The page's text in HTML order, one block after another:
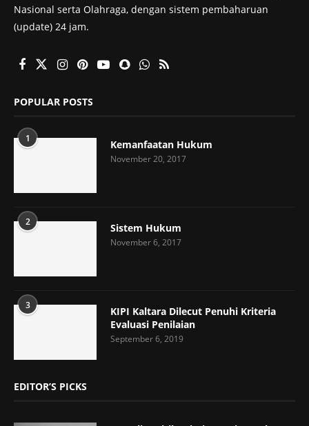
Nasional serta Olahraga, dengan sistem pembaharuan
(update) 24 jam.
POPULAR POSTS
1 Kemanfaatan Hukum
November 20, 2017
2 Sistem Hukum
November 6, 2017
3
KIPI Kaltara Dilecut Penuhi Kriteria
Evaluasi Penilaian
September 6, 2019
EDITOR’S PICKS